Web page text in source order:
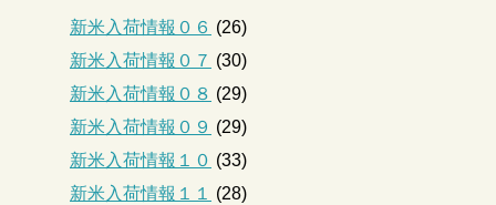
新米入荷情報０６ (26)
新米入荷情報０７ (30)
新米入荷情報０８ (29)
新米入荷情報０９ (29)
新米入荷情報１０ (33)
新米入荷情報１１
(28)